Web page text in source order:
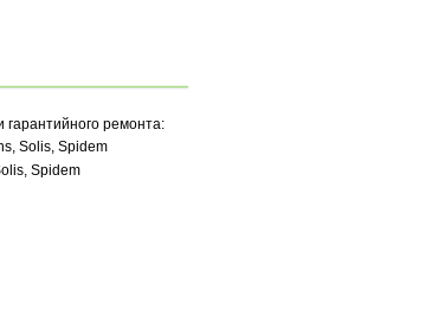
гарантийного ремонта:
Solis, Spidem
Spidem